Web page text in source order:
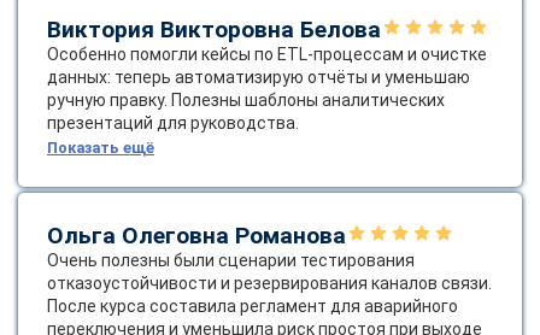
Виктория Викторовна Белова
Особенно помогли кейсы по ETL‑процессам и очистке
данных: теперь автоматизирую отчёты и уменьшаю
ручную правку. Полезны шаблоны аналитических
презентаций для руководства.
Показать ещё
Ольга Олеговна Романова
Очень полезны были сценарии тестирования
отказоустойчивости и резервирования каналов связи.
После курса составила регламент для аварийного
переключения и уменьшила риск простоя при выходе